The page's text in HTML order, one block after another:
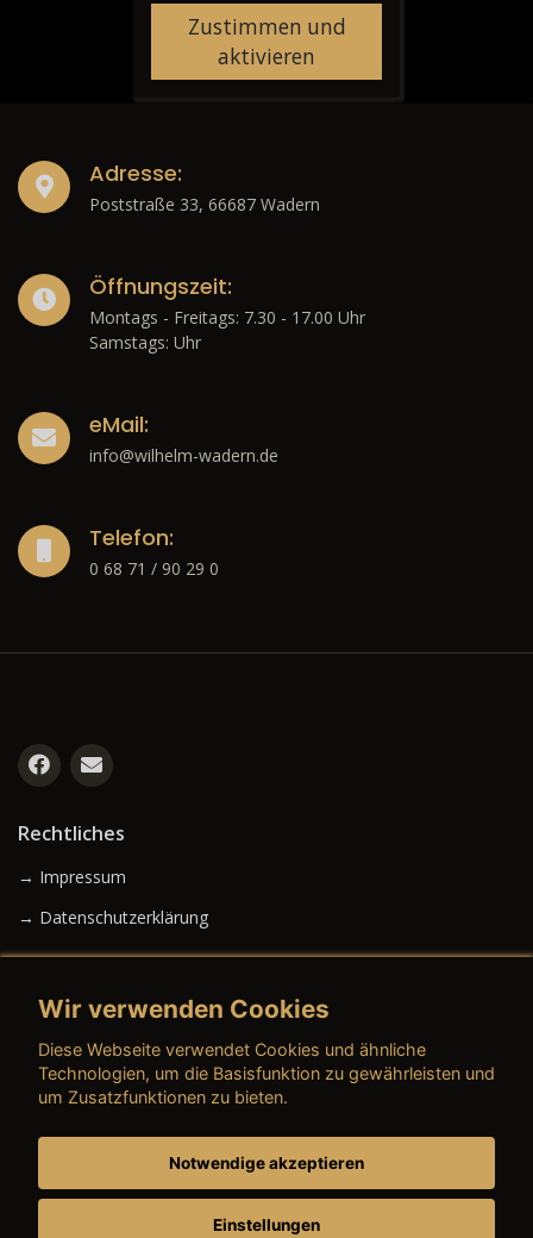
Zustimmen und
aktivieren
Adresse:
Poststraße 33, 66687 Wadern
Öffnungszeit:
Montags - Freitags: 7.30 - 17.00 Uhr
Samstags: Uhr
eMail:
info@wilhelm-wadern.de
Telefon:
0 68 71 / 90 29 0
Rechtliches
→ Impressum
→ Datenschutzerklärung
→ AGB (Gebrauchtwagen)
→ AGB (Dienstleistungen)
Wir verwenden Cookies
Diese Webseite verwendet Cookies und ähnliche
Technologien, um die Basisfunktion zu gewährleisten und
um Zusatzfunktionen zu bieten.
Notwendige akzeptieren
Einstellungen